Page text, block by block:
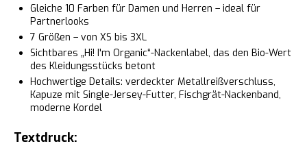
Gleiche 10 Farben für Damen und Herren – ideal für
Partnerlooks
7 Größen – von XS bis 3XL
Sichtbares „Hi! I'm Organic“-Nackenlabel, das den Bio-Wert
des Kleidungsstücks betont
Hochwertige Details: verdeckter Metallreißverschluss,
Kapuze mit Single-Jersey-Futter, Fischgrät-Nackenband,
moderne Kordel
Textdruck: